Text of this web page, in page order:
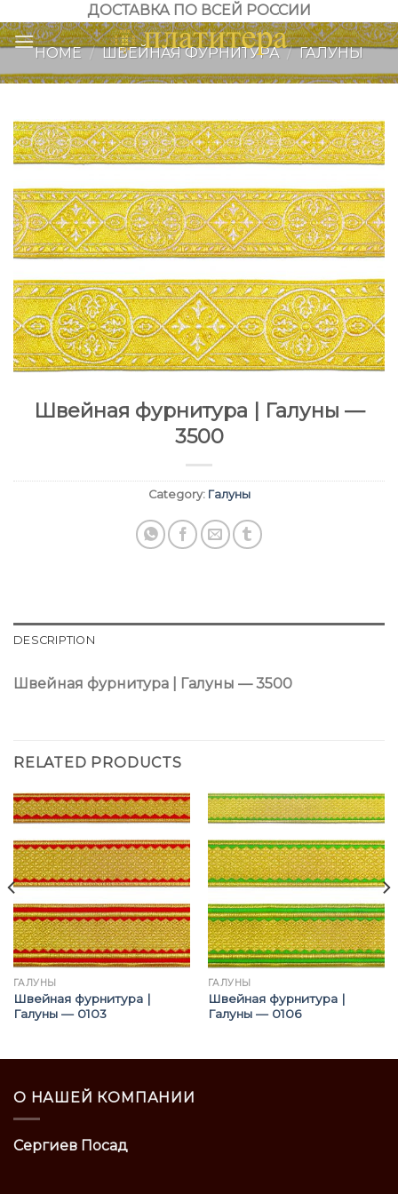
to
content
ДОСТАВКА ПО ВСЕЙ РОССИИ
HOME / ШВЕЙНАЯ ФУРНИТУРА / ГАЛУНЫ
Швейная фурнитура | Галуны —
3500
Category: Галуны
DESCRIPTION
Швейная фурнитура | Галуны — 3500
RELATED PRODUCTS
ГАЛУНЫ
Швейная фурнитура |
Галуны — 0103
ГАЛУНЫ
Швейная фурнитура |
Галуны — 0106
О НАШЕЙ КОМПАНИИ
Сергиев Посад